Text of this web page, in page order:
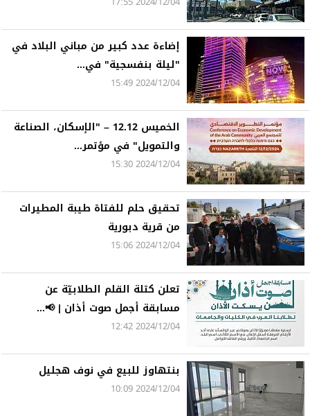
إضاءة عدد كبير من مباني البلاد في
"ليلة بنفسجية" في...
2024/12/04 15:49
الخميس 12.12 – "الإسكان، الصناعة
والتمويل" في مؤتمر...
2024/12/04 15:30
تحقيق حلم للفتاة طيبة المطيرات
من قرية دبورية
2024/12/04 15:06
تعلن كتلة القلم الطلابيّة عن
مسابقة أجمل صوت أذان | 📢...
2024/12/04 12:42
بنتهاوز للبيع في نوف هجليل
2024/12/04 10:09